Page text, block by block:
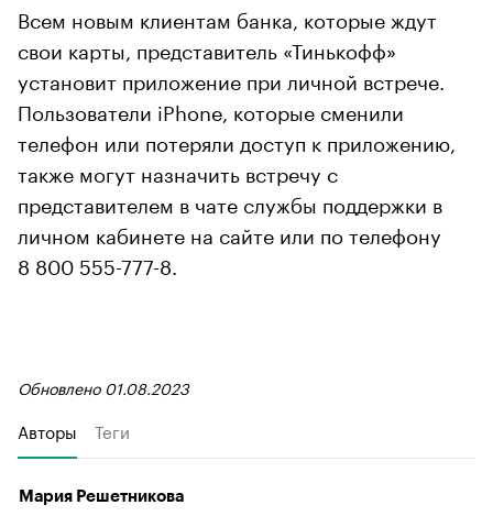
Всем новым клиентам банка, которые ждут
свои карты, представитель «Тинькофф»
установит приложение при личной встрече.
Пользователи iPhone, которые сменили
телефон или потеряли доступ к приложению,
также могут назначить встречу с
представителем в чате службы поддержки в
личном кабинете на сайте или по телефону
8 800 555-777-8.
Обновлено 01.08.2023
Авторы Теги
Мария Решетникова